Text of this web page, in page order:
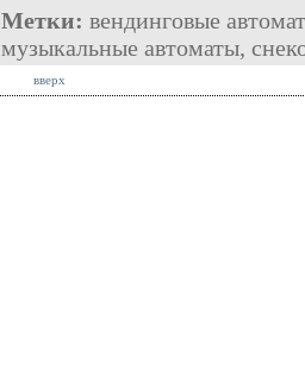
Метки: вендинговые
музыкальные автоматы,
вверх